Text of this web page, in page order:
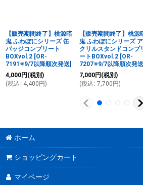
【販売期間終了】桃源暗
鬼 ふわぽにシリーズ 缶
バッジコンプリート
BOXvol.2 [OR-
7191※9/7以降順次発送]
4,000円 (税別)
(税込 : 4,400 円)
【販売期間終了】桃源
鬼 ふわぽにシリーズ ア
クリルスタンドコンプ
ートBOXvol.2 [OR-
7207※9/7以降順次発送
7,000円 (税別)
(税込 : 7,700 円)
ホーム
ショッピングカート
マイページ